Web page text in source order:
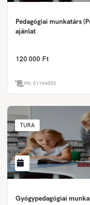
Pedagógiai munkatárs
ajánlat
120 000 Ft
PK:01194002
TURA
Gyógypedagógiai